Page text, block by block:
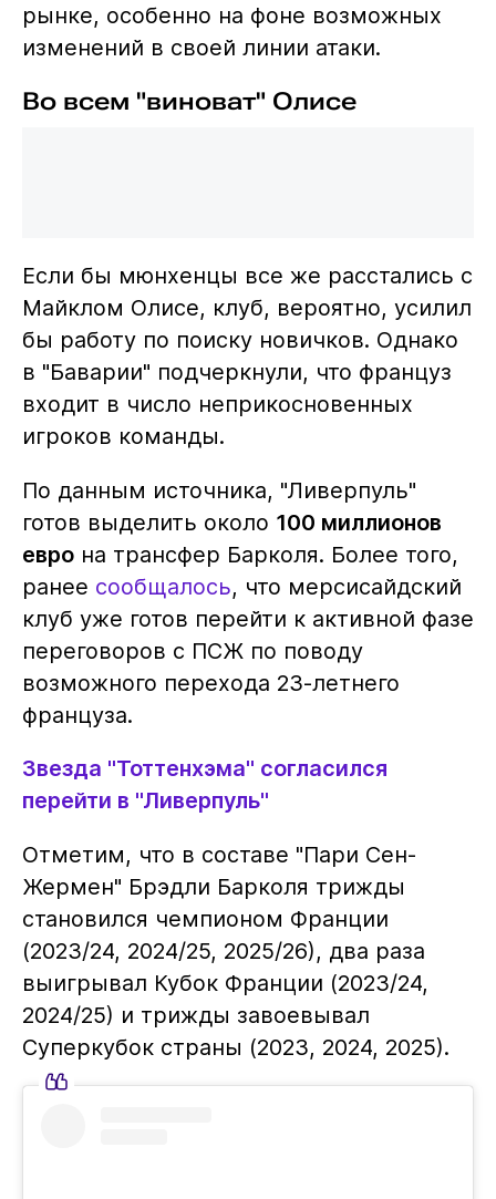
рынке, особенно на фоне возможных
изменений в своей линии атаки.
Во всем "виноват" Олисе
Если бы мюнхенцы все же расстались с
Майклом Олисе, клуб, вероятно, усилил
бы работу по поиску новичков. Однако
в "Баварии" подчеркнули, что француз
входит в число неприкосновенных
игроков команды.
По данным источника, "Ливерпуль"
готов выделить около 100 миллионов
еврона трансфер Барколя. Более того,
ранее сообщалось, что мерсисайдский
клуб уже готов перейти к активной фазе
переговоров с ПСЖ по поводу
возможного перехода 23-летнего
француза.
Звезда "Тоттенхэма" согласился
перейти в "Ливерпуль"
Отметим, что в составе "Пари Сен-
Жермен" Брэдли Барколя трижды
становился чемпионом Франции
(2023/24, 2024/25, 2025/26), два раза
выигрывал Кубок Франции (2023/24,
2024/25) и трижды завоевывал
Суперкубок страны (2023, 2024, 2025).